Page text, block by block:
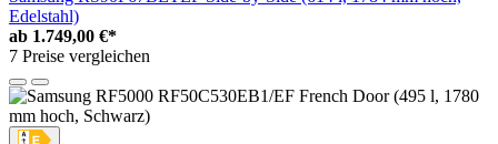
Edelstahl)
ab 1.749,00 €*
7 Preise vergleichen